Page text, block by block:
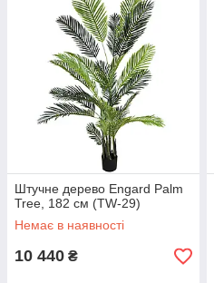
Штучне дерево Engard Palm
Tree, 182 см (TW-29)
Немає в наявності
10 440 ₴